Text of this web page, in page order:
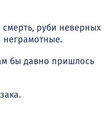
руби неверных
неграмотные.
бы давно пришлось